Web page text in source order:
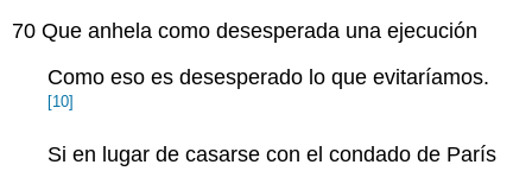
70 Que anhela como desesperada una ejecución
Como eso es desesperado lo que evitaríamos.
[10]
Si en lugar de casarse con el condado de París